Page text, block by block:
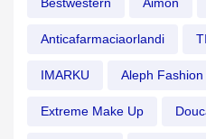
Anticafarmaciaorlandi
IMARKU Aleph
Extreme Make Up